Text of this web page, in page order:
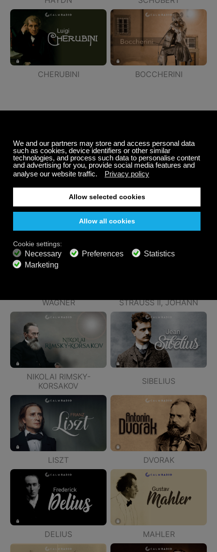
CHERUBINI BOCCHERINI
WAGNER STRAUSS II, JOHANN
NIKOLAI RIMSKY-
KORSAKOV
SIBELIUS
LISZT DVORAK
DELIUS MAHLER